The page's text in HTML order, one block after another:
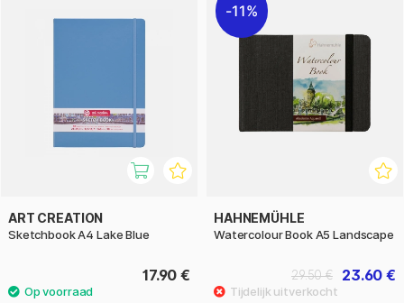
ART CREATION
Sketchbook A4 Lake Blue
17.90 €
11%
HAHNEMÜHLE
Watercolour Book A5 Landscape
23.60 €
29.50 €